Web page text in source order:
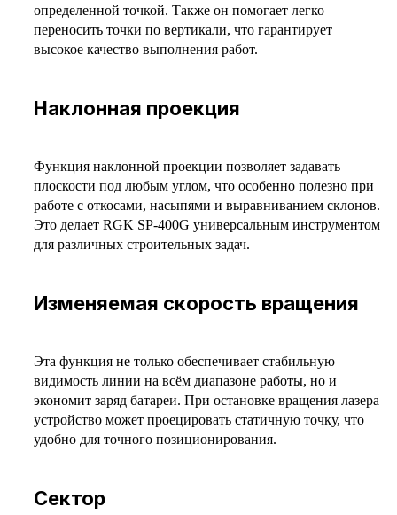
определенной точкой. Также он помогает легко
переносить точки по вертикали, что гарантирует
высокое качество выполнения работ.
Наклонная проекция
Функция наклонной проекции позволяет задавать
плоскости под любым углом, что особенно полезно при
работе с откосами, насыпями и выравниванием склонов.
Это делает RGK SP-400G универсальным инструментом
для различных строительных задач.
Изменяемая скорость вращения
Эта функция не только обеспечивает стабильную
видимость линии на всём диапазоне работы, но и
экономит заряд батареи. При остановке вращения лазера
устройство может проецировать статичную точку, что
удобно для точного позиционирования.
Сектор